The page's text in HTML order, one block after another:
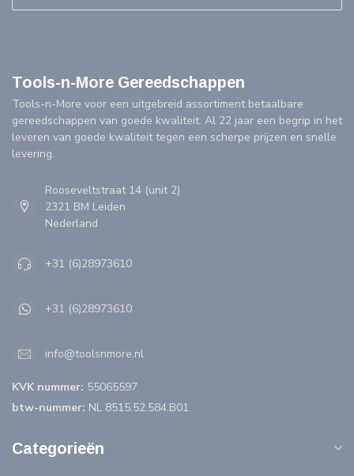
Tools-n-More Gereedschappen
Tools-n-More voor een uitgebreid assortiment betaalbare
gereedschappen van goede kwaliteit. Al 22 jaar een begrip in het
leveren van goede kwaliteit tegen een scherpe prijzen en snelle
levering.
Rooseveltstraat 14 (unit 2)
2321 BM Leiden
Nederland
+31 (6)28973610
+31 (6)28973610
info@toolsnmore.nl
KVK nummer: 55065597
btw-nummer: NL 8515.52.584.B01
Categorieën